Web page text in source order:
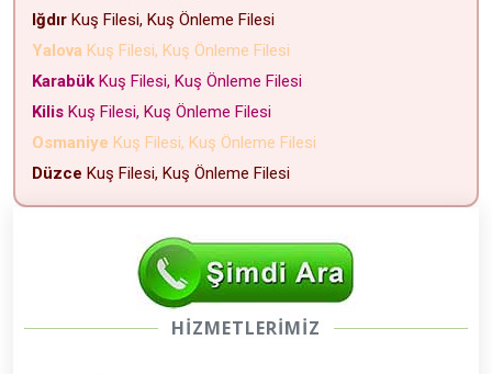
Iğdır Kuş Filesi, Kuş Önleme Filesi
Yalova Kuş Filesi, Kuş Önleme Filesi
Karabük Kuş Filesi, Kuş Önleme Filesi
Kilis Kuş Filesi, Kuş Önleme Filesi
Osmaniye Kuş Filesi, Kuş Önleme Filesi
Düzce Kuş Filesi, Kuş Önleme Filesi
HİZMETLERİMİZ